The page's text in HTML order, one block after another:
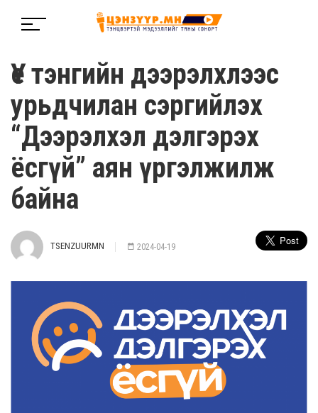
Үе тэнгийн дээрэлхлээс
урьдчилан сэргийлэх
“Дээрэлхэл дэлгэрэх
ёсгүй” аян үргэлжилж
байна
TSENZUURMN 2024-04-19